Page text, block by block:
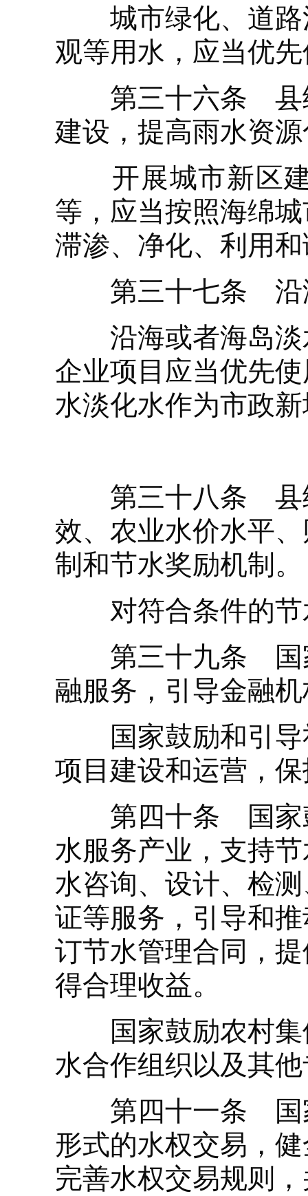
城市绿化、道路
观等用水，应当优
第三十六条 县级
建设，提高雨水资
开展城市新区建
等，应当按照海绵
滞渗、净化、利用
第三十七条 沿海
沿海或者海岛淡
企业项目应当优先
水淡化水作为市政
第三十八条 县级
效、农业水价水平
制和节水奖励机制。
对符合条件的节
第三十九条 国家
融服务，引导金融
国家鼓励和引导
项目建设和运营，
第四十条 国家鼓
水服务产业，支持
水咨询、设计、检
证等服务，引导和
订节水管理合同，
得合理收益。
国家鼓励农村集
水合作组织以及其
第四十一条 国家
形式的水权交易，
完善水权交易规则